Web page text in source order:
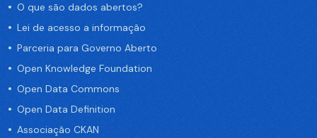
O que são dados abertos?
Lei de acesso a informação
Parceria para Governo Aberto
Open Knowledge Foundation
Open Data Commons
Open Data Definition
Associação CKAN